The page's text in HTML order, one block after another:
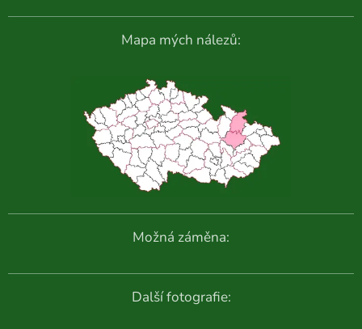
Mapa mých nálezů:
Možná záměna:
Další fotografie: